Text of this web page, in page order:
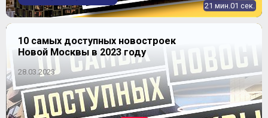
21 мин.01 сек.
10 самых доступных новостроек
Новой Москвы в 2023 году
28.03.2023